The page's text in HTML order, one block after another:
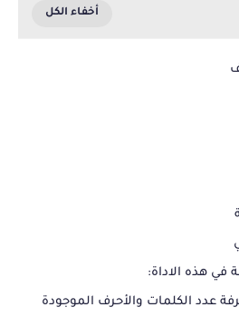
في هذه الاداة:
عدد الكلمات والأحرف الموجودة